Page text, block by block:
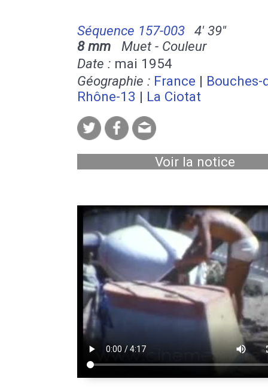
Séquence 157-003
4' 39''
8 mm Muet - Couleur
Date : mai 1954
Géographie : France | Bouches-
Rhône-13 | La Ciotat
Voir la notice